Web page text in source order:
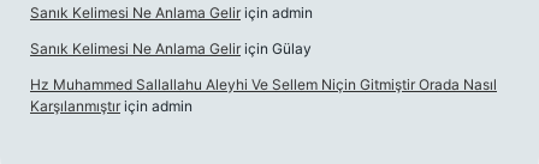
Sanık Kelimesi Ne Anlama Gelir için admin
Sanık Kelimesi Ne Anlama Gelir için Gülay
Hz Muhammed Sallallahu Aleyhi Ve Sellem Niçin Gitmiştir Orada Nasıl
Karşılanmıştır için admin